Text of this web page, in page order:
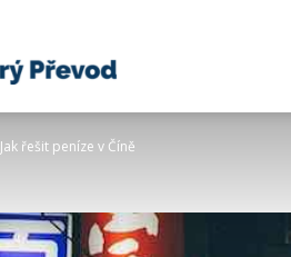
převod
peněz
Jak řešit peníze v Číně